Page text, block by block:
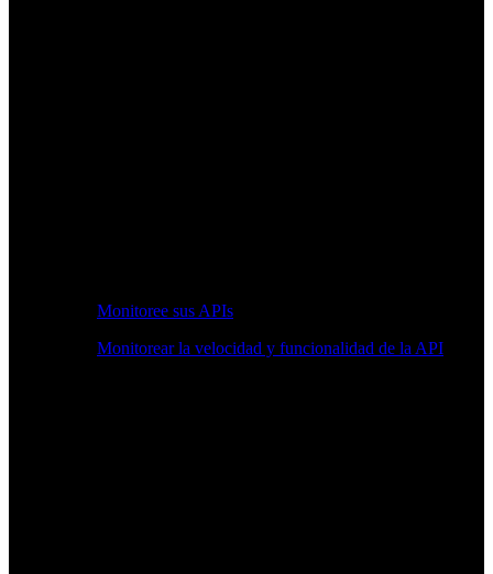
Monitoree sus APIs
Monitorear la velocidad y funcionalidad de la API